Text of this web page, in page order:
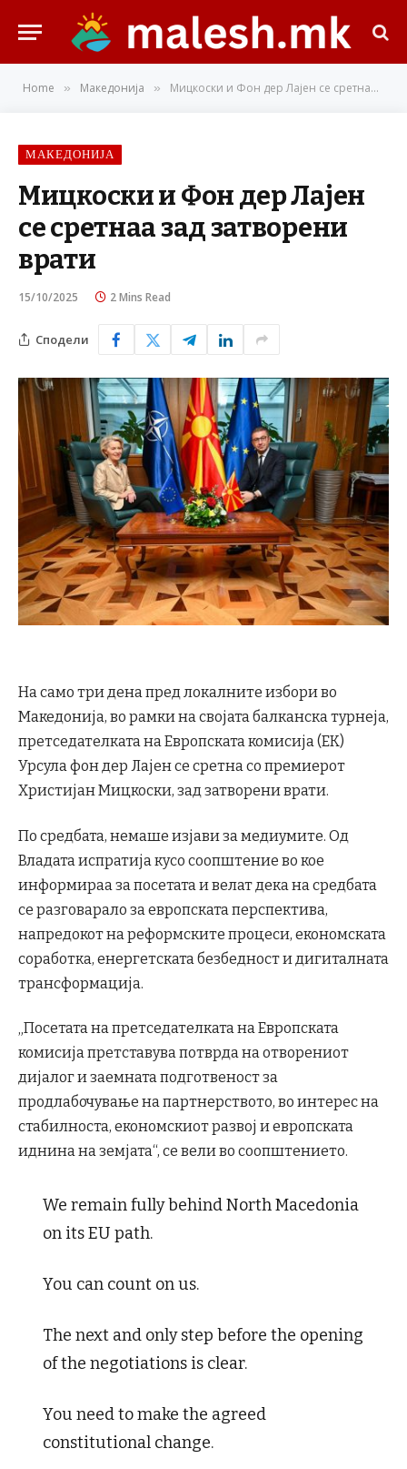
Home » Македонија » Мицкоски и Фон дер Лајен се сретнаа зад затворени врати
МАКЕДОНИЈА
Мицкоски и Фон дер Лајен
се сретнаа зад затворени
врати
15/10/2025 2 Mins Read
Сподели
На само три дена пред локалните избори во
Македонија, во рамки на својата балканска турнеја,
претседателката на Европската комисија (ЕК)
Урсула фон дер Лајен се сретна со премиерот
Христијан Мицкоски, зад затворени врати.
По средбата, немаше изјави за медиумите. Од
Владата испратија кусо соопштение во кое
информираа за посетата и велат дека на средбата
се разговарало за европската перспектива,
напредокот на реформските процеси, економската
соработка, енергетската безбедност и дигиталната
трансформација.
„Посетата на претседателката на Европската
комисија претставува потврда на отворениот
дијалог и заемната подготвеност за
продлабочување на партнерството, во интерес на
стабилноста, економскиот развој и европската
иднина на земјата“, се вели во соопштението.
We remain fully behind North Macedonia
on its EU path.
You can count on us.
The next and only step before the opening
of the negotiations is clear.
You need to make the agreed
constitutional change.